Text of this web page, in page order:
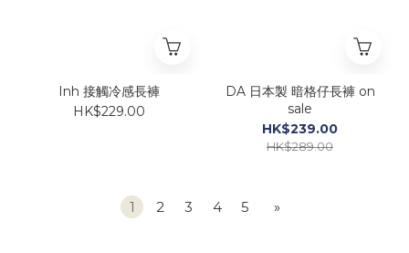
Inh 接觸冷感長褲
HK$229.00
DA 日本製 暗格仔長褲 on
sale
HK$239.00
HK$289.00
1 2 3 4 5 »